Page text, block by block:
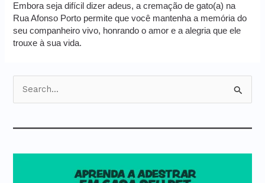
Embora seja difícil dizer adeus, a cremação de gato(a) na
Rua Afonso Porto permite que você mantenha a memória do
seu companheiro vivo, honrando o amor e a alegria que ele
trouxe à sua vida.
s